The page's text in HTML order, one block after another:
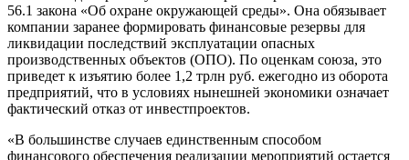
56.1 закона «Об охране окружающей среды». Она обязывает
компании заранее формировать финансовые резервы для
ликвидации последствий эксплуатации опасных
производственных объектов (ОПО). По оценкам союза, это
приведет к изъятию более 1,2 трлн руб. ежегодно из оборота
предприятий, что в условиях нынешней экономики означает
фактический отказ от инвестпроектов.
«В большинстве случаев единственным способом
финансового обеспечения реализации мероприятий остается